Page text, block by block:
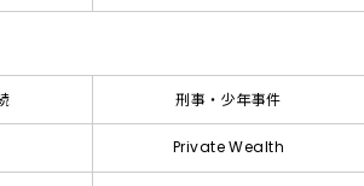
刑事・少年事件
Private Wealth